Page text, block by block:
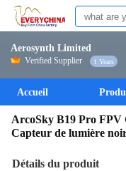
Aerosynth Limited
Verified Supplier 1 Years
Accueil
ArcoSky B19 Pro FPV
Capteur de lumière
Détails du produit